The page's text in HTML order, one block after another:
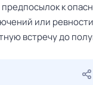
к
или
встречу до